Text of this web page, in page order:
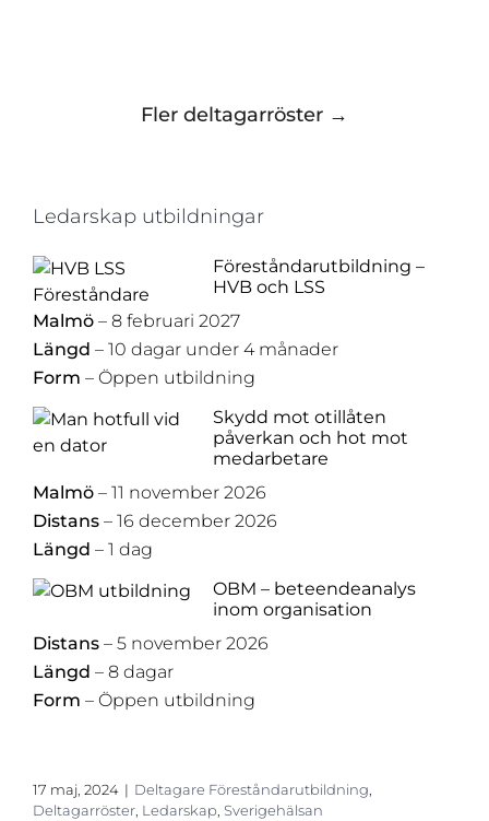
Fler deltagarröster →
Ledarskap utbildningar
Föreståndarutbildning –
HVB och LSS
Malmö– 8 februari 2027
Längd – 10 dagar under 4 månader
Form – Öppen utbildning
Skydd mot otillåten
påverkan och hot mot
medarbetare
Malmö– 11 november 2026
Distans– 16 december 2026
Längd – 1 dag
OBM – beteendeanalys
inom organisation
Distans– 5 november 2026
Längd – 8 dagar
Form – Öppen utbildning
17 maj, 2024 | Deltagare Föreståndarutbildning
Deltagarröster Ledarskap Sverigehälsan